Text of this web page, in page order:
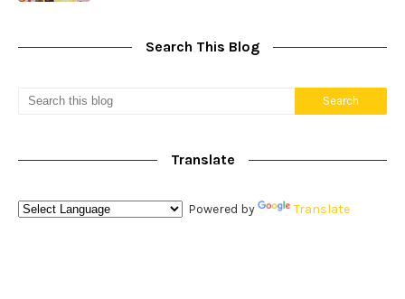
Search This Blog
Translate
Powered by Translate